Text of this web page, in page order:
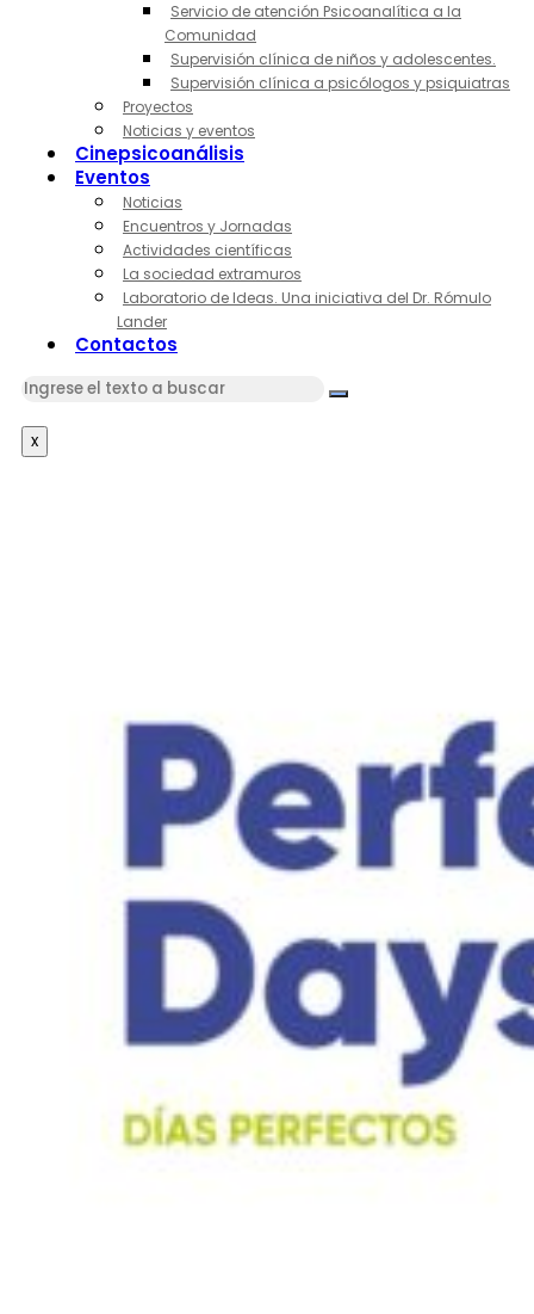
Servicio de atención Psicoanalítica a la
Comunidad
Supervisión clínica de niños y adolescentes.
Supervisión clínica a psicólogos y psiquiatras
Proyectos
Noticias y eventos
Cinepsicoanálisis
Eventos
Noticias
Encuentros y Jornadas
Actividades científicas
La sociedad extramuros
Laboratorio de Ideas. Una iniciativa del Dr. Rómulo
Lander
Contactos
x